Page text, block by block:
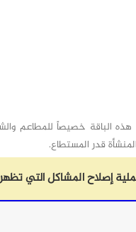
الباقة خصيصاً للمطاعم
قدر المستطاع.
إصلاح المشاكل التي